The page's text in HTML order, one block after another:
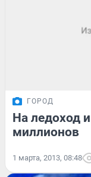
ГОРОД
На ледоход
миллионов
1 марта, 2013, 08:48